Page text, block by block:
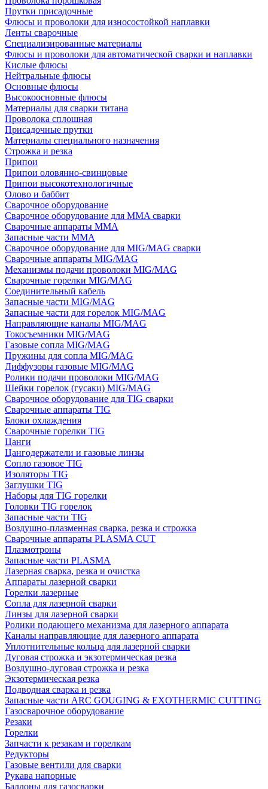
Прутки присадочные
Флюсы и проволоки для износостойкой наплавки
Ленты сварочные
Специализированные материалы
Флюсы и проволоки для автоматической сварки и наплавки
Кислые флюсы
Нейтральные флюсы
Основные флюсы
Высокоосновные флюсы
Материалы для сварки титана
Проволока сплошная
Присадочные прутки
Материалы специального назначения
Строжка и резка
Припои
Припои оловянно-свинцовые
Припои высокотехнологичные
Олово и баббит
Сварочное оборудование
Сварочное оборудование для MMA сварки
Сварочные аппараты MMA
Запасные части MMA
Сварочное оборудование для MIG/MAG сварки
Сварочные аппараты MIG/MAG
Механизмы подачи проволоки MIG/MAG
Сварочные горелки MIG/MAG
Соединительный кабель
Запасные части MIG/MAG
Запасные части для горелок MIG/MAG
Направляющие каналы MIG/MAG
Токосъемники MIG/MAG
Газовые сопла MIG/MAG
Пружины для сопла MIG/MAG
Диффузоры газовые MIG/MAG
Ролики подачи проволоки MIG/MAG
Шейки горелок (гусаки) MIG/MAG
Сварочное оборудование для TIG сварки
Сварочные аппараты TIG
Блоки охлаждения
Сварочные горелки TIG
Цанги
Цангодержатели и газовые линзы
Сопло газовое TIG
Изоляторы TIG
Заглушки TIG
Наборы для TIG горелки
Головки TIG горелок
Запасные части TIG
Воздушно-плазменная сварка, резка и строжка
Сварочные аппараты PLASMA CUT
Плазмотроны
Запасные части PLASMA
Лазерная сварка, резка и очистка
Аппараты лазерной сварки
Горелки лазерные
Сопла для лазерной сварки
Линзы для лазерной сварки
Ролики подающего механизма для лазерного аппарата
Каналы направляющие для лазерного аппарата
Уплотнительные кольца для лазерной сварки
Дуговая строжка и экзотермическая резка
Воздушно-дуговая строжка и резка
Экзотермическая резка
Подводная сварка и резка
Запасные части ARC GOUGING & EXOTHERMIC CUTTING
Газосварочное оборудование
Резаки
Горелки
Запчасти к резакам и горелкам
Редукторы
Газовые вентили для сварки
Рукава напорные
Баллоны для газосварки